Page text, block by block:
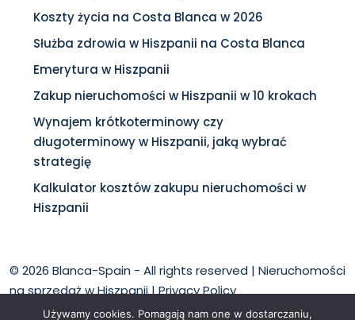
Koszty życia na Costa Blanca w 2026
Służba zdrowia w Hiszpanii na Costa Blanca
Emerytura w Hiszpanii
Zakup nieruchomości w Hiszpanii w 10 krokach
Wynajem krótkoterminowy czy
długoterminowy w Hiszpanii, jaką wybrać
strategię
Kalkulator kosztów zakupu nieruchomości w
Hiszpanii
© 2026 Blanca-Spain - All rights reserved | Nieruchomości
na sprzedaż w Hiszpanii|Privacy Policy
Używamy cookies. Pomagają nam one w dostarczaniu,